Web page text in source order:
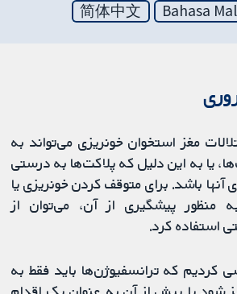
Bahasa
简体中文
مغز استخوان خونریزی می‌تواند به
یا به این دلیل که پلاکت‌ها به درستی
آنها باشد. برای متوقف کردن خونریزی یا
منظور پیشگیری از آن، می‌توان از
استفاده کرد.
کردیم که ترانسفیوژن‌ها باید فقط به